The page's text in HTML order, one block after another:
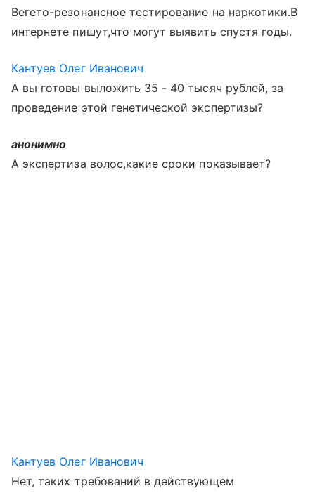
Вегето-резонансное тестирование на наркотики.В
интернете пишут,что могут выявить спустя годы.
Кантуев Олег Иванович
А вы готовы выложить 35 - 40 тысяч рублей, за
проведение этой генетической экспертизы?
анонимно
А экспертиза волос,какие сроки показывает?
Кантуев Олег Иванович
Нет, таких требований в действующем